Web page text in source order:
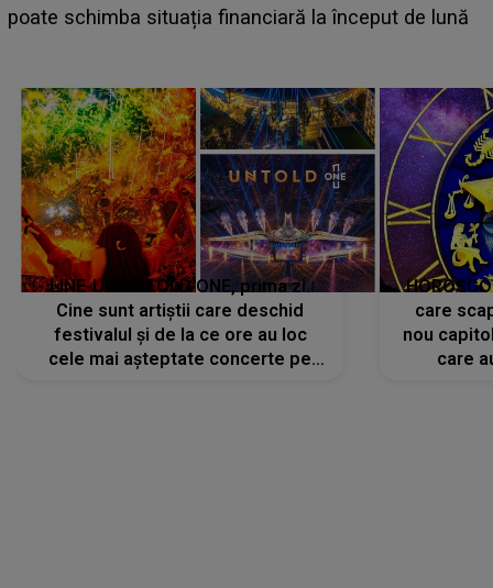
poate schimba situația financiară la început de lună
LINE-UP UNTOLD ONE, prima zi.
Cine sunt artiștii care deschid
festivalul și de la ce ore au loc
cele mai așteptate concerte pe
care
nou
care